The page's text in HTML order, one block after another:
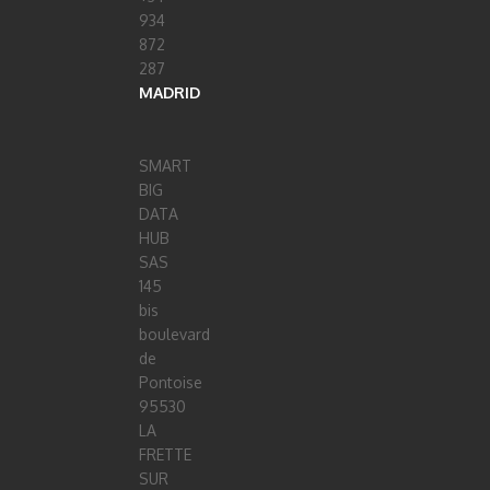
934
872
287
MADRID
SMART
BIG
DATA
HUB
SAS
145
bis
boulevard
de
Pontoise
95530
LA
FRETTE
SUR